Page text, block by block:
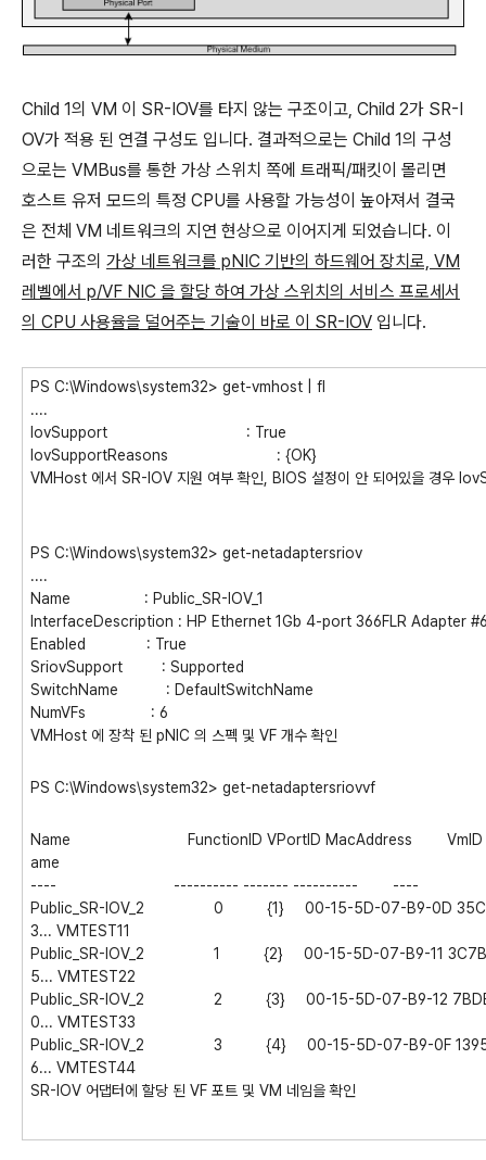
Child 1의 VM 이 SR-IOV를 타지 않는 구조이고, Child 2가 SR-I
OV가 적용 된 연결 구성도 입니다. 결과적으로는 Child 1의 구성
으로는 VMBus를 통한 가상 스위치 쪽에 트래픽/패킷이 몰리면
호스트 유저 모드의 특정 CPU를 사용할 가능성이 높아져서 결국
은 전체 VM 네트워크의 지연 현상으로 이어지게 되었습니다. 이
러한 구조의 가상 네트워크를 pNIC 기반의 하드웨어 장치로, VM
레벨에서 p/VF NIC 을 할당 하여 가상 스위치의 서비스 프로세서
의 CPU 사용율을 덜어주는 기술이 바로 이 SR-IOV 입니다.
PS C:\Windows\system32> get-vmhost | fl
....
IovSupport : True
IovSupportReasons : {OK}
VMHost 에서 SR-IOV 지원 여부 확인, BIOS 설정이 안 되어있을 경우
PS C:\Windows\system32> get-netadaptersriov
....
Name : Public_SR-IOV_1
InterfaceDescription : HP Ethernet 1Gb 4-port 366FLR Adapter
Enabled : True
SriovSupport : Supported
SwitchName : DefaultSwitchName
NumVFs : 6
VMHost 에 장착 된 pNIC 의 스펙 및 VF 개수 확인
PS C:\Windows\system32> get-netadaptersriovvf
Name FunctionID VPortID MacAddress
ame
---- ---------- ------- ---------- ----
Public_SR-IOV_2 0 {1} 00-15-5D-07-B9-0D
3... VMTEST11
Public_SR-IOV_2 1 {2} 00-15-5D-07-B9-11
5... VMTEST22
Public_SR-IOV_2 2 {3} 00-15-5D-07-B9-12
0... VMTEST33
Public_SR-IOV_2 3 {4} 00-15-5D-07-B9-0F
6... VMTEST44
SR-IOV 어댑터에 할당 된 VF 포트 및 VM 네임을 확인